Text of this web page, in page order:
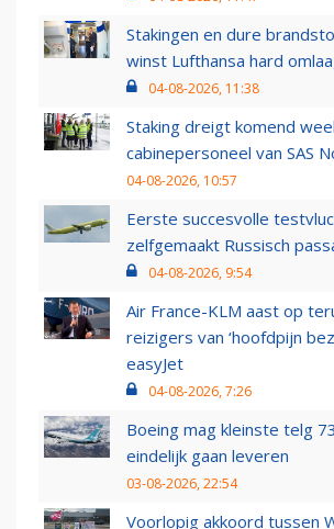
Stakingen en dure
winst Lufthansa hard
04-08-2026, 11:38
Staking dreigt komend
cabinepersoneel van SAS
04-08-2026, 10:57
Eerste succesvolle
zelfgemaakt Russisch
04-08-2026, 9:54
Air France-KLM aast op
reizigers van ‘hoofdpijn
easyJet
04-08-2026, 7:26
Boeing mag kleinste telg
eindelijk gaan leveren
03-08-2026, 22:54
Voorlopig akkoord tussen